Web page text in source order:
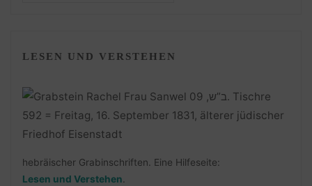
LESEN UND VERSTEHEN
hebräischer Grabinschriften. Eine Hilfeseite:
Lesen und Verstehen